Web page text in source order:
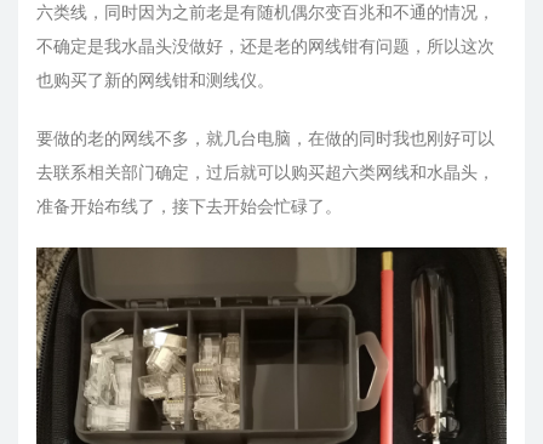
六类线，同时因为之前老是有随机偶尔变百兆和不通的情况，
不确定是我水晶头没做好，还是老的网线钳有问题，所以这次
也购买了新的网线钳和测线仪。
要做的老的网线不多，就几台电脑，在做的同时我也刚好可以
去联系相关部门确定，过后就可以购买超六类网线和水晶头，
准备开始布线了，接下去开始会忙碌了。